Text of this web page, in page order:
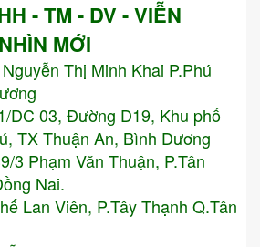
- TM - DV - VIỄN
MỚI
Thị Minh Khai P.Phú
DC 03, Đường D19, Khu phố
TX Thuận An, Bình Dương
3 Phạm Văn Thuận, P.Tân
Nai.
Lan Viên, P.Tây Thạnh Q.Tân